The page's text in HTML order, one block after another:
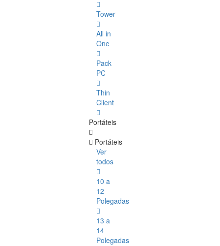
Tower
All in
One
Pack
PC
Thin
Client
Portáteis
Portáteis
Ver
todos
10 a
12
Polegadas
13 a
14
Polegadas